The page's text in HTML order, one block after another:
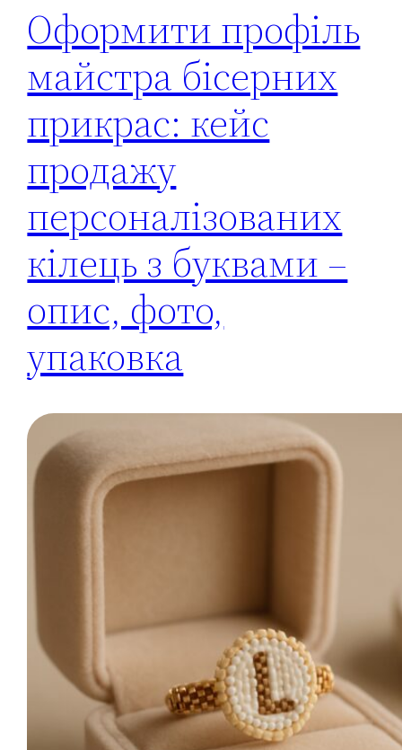
Оформити профіль
майстра бісерних
прикрас: кейс
продажу
персоналізованих
кілець з буквами –
опис, фото,
упаковка